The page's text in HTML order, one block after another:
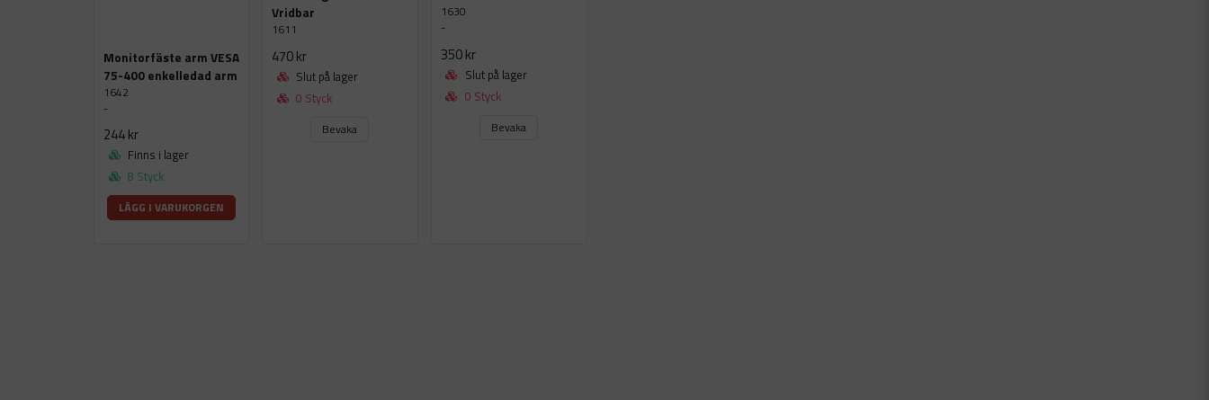
Monitorfäste arm VESA
75-400 enkelledad arm
1642
-
244 kr
Finns i lager
8 Styck
LÄGG I VARUKORGEN
Vridbar
1611
470 kr
Slut på lager
0 Styck
Bevaka
1630
-
350 kr
Slut på lager
0 Styck
Bevaka